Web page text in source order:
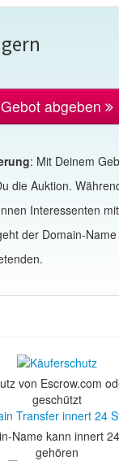
Gebot abgeben
: Mit Deinem
die Auktion.
Interessenten
der Domain-
von Escrow.com
geschützt
Name kann innert
gehören